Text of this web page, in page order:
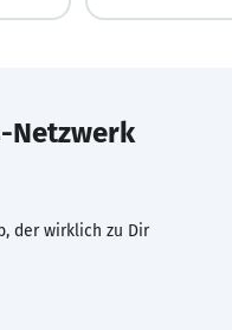
Netzwerk
der wirklich zu Dir